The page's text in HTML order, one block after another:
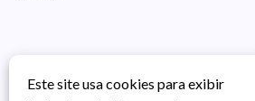
Este site usa cookies para exibir